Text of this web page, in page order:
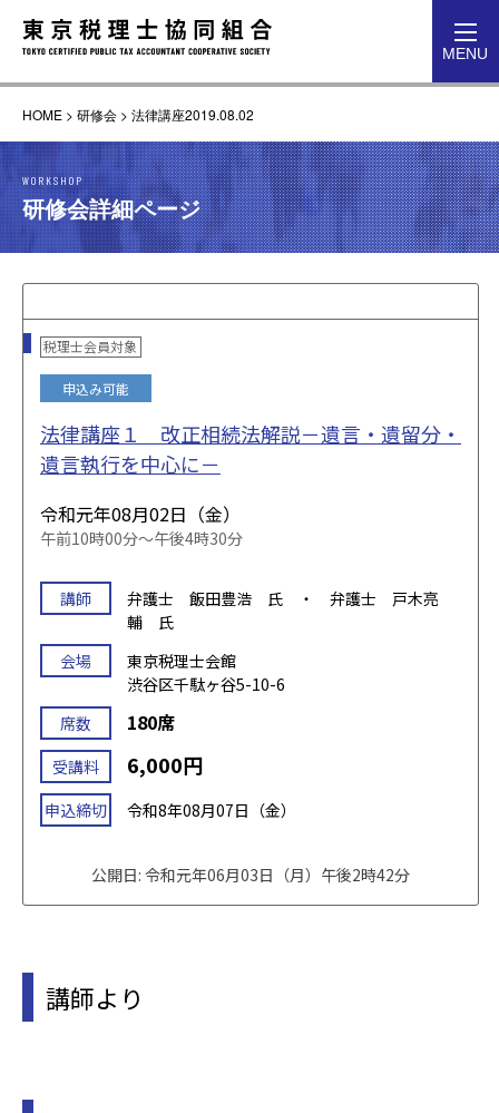
MENU
HOME > 研修会 > 法律講座2019.08.02
WORKSHOP
研修会詳細ページ
税理士会員対象
申込み可能
法律講座１ 改正相続法解説－遺言・遺留分・
遺言執行を中心に－
令和元年08月02日（金）
午前10時00分～午後4時30分
講師
弁護士 飯田豊浩 氏 ・ 弁護士 戸木亮
輔 氏
会場
東京税理士会館
渋谷区千駄ヶ谷5-10-6
席数
180席
受講料 6,000円
申込締切 令和8年08月07日（金）
公開日: 令和元年06月03日（月）午後2時42分
講師より